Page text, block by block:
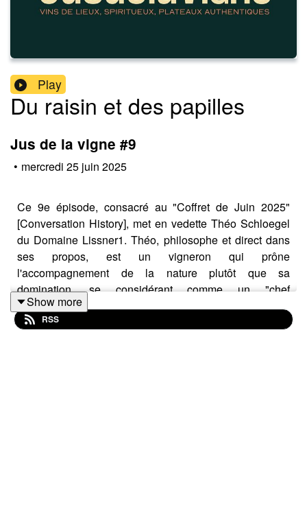
Play
Du raisin et des papilles
Jus de la vigne #9
• mercredi 25 juin 2025
Ce 9e épisode, consacré au "Coffret de Juin 2025"
[Conversation History], met en vedette Théo Schloegel
du Domaine Lissner1. Théo, philosophe et direct dans
ses propos, est un vigneron qui prône
l'accompagnement de la nature plutôt que sa
domination, se considérant comme un "chef
d'orchestre"2....
Les deux vins principaux dégustés sont :
Show more
RSS